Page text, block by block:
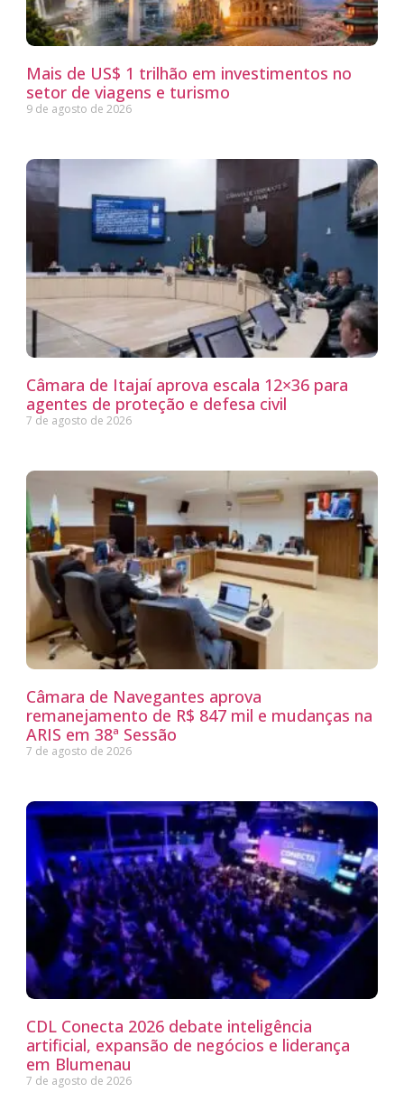
Mais de US$ 1 trilhão em investimentos no
setor de viagens e turismo
9 de agosto de 2026
Câmara de Itajaí aprova escala 12×36 para
agentes de proteção e defesa civil
7 de agosto de 2026
Câmara de Navegantes aprova
remanejamento de R$ 847 mil e mudanças na
ARIS em 38ª Sessão
7 de agosto de 2026
CDL Conecta 2026 debate inteligência
artificial, expansão de negócios e liderança
em Blumenau
7 de agosto de 2026